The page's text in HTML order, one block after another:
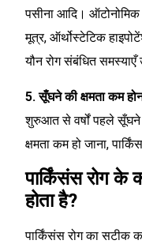
पसीना आदि। ऑटोनोमिक
मूत्र, ऑर्थोस्टेटिक
यौन रोग संबंधित समस्याएँ
5. सूँघने की क्षमता कम
शुरुआत से वर्षों पहले सूँघने
क्षमता कम हो जाना,
पार्किंसंस रोग के
होता है?
पार्किंसंस रोग का सटीक